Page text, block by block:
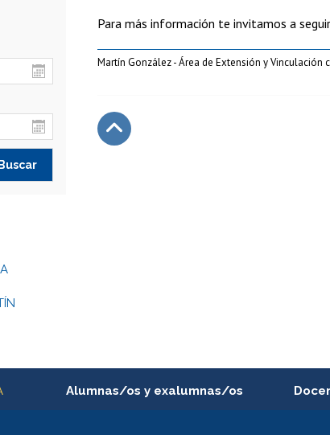
Para más información te invitamos a
Martín González - Área de Extensión y Vinculación
Alumnas/os y exalumnas/os